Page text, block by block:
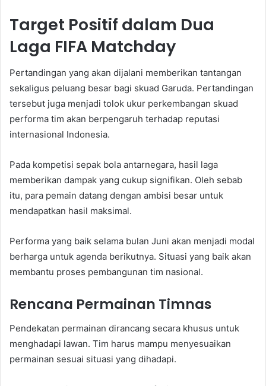
Target Positif dalam Dua
Laga FIFA Matchday
Pertandingan yang akan dijalani memberikan tantangan
sekaligus peluang besar bagi skuad Garuda. Pertandingan
tersebut juga menjadi tolok ukur perkembangan skuad
performa tim akan berpengaruh terhadap reputasi
internasional Indonesia.
Pada kompetisi sepak bola antarnegara, hasil laga
memberikan dampak yang cukup signifikan. Oleh sebab
itu, para pemain datang dengan ambisi besar untuk
mendapatkan hasil maksimal.
Performa yang baik selama bulan Juni akan menjadi modal
berharga untuk agenda berikutnya. Situasi yang baik akan
membantu proses pembangunan tim nasional.
Rencana Permainan Timnas
Pendekatan permainan dirancang secara khusus untuk
menghadapi lawan. Tim harus mampu menyesuaikan
permainan sesuai situasi yang dihadapi.